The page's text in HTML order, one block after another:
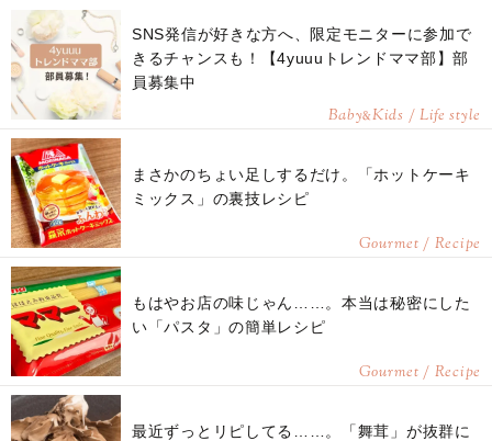
SNS発信が好きな方へ、限定モニターに参加で
きるチャンスも！【4yuuuトレンドママ部】部
員募集中
Baby&Kids / Life style
まさかのちょい足しするだけ。「ホットケーキ
ミックス」の裏技レシピ
Gourmet / Recipe
もはやお店の味じゃん……。本当は秘密にした
い「パスタ」の簡単レシピ
Gourmet / Recipe
最近ずっとリピしてる……。「舞茸」が抜群に